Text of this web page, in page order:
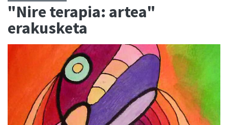
"Nire terapia: artea"
erakusketa